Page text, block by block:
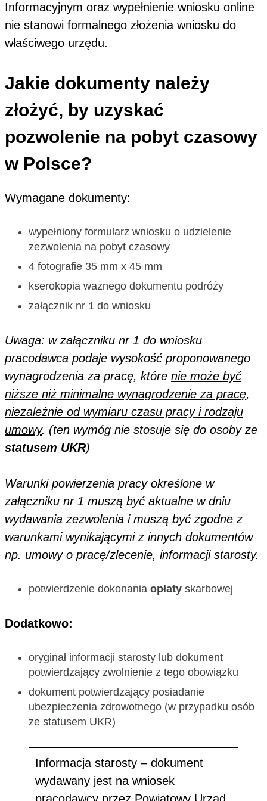
Informacyjnym oraz wypełnienie wniosku online
nie stanowi formalnego złożenia wniosku do
właściwego urzędu.
Jakie dokumenty należy
złożyć, by uzyskać
pozwolenie na pobyt czasowy
w Polsce?
Wymagane dokumenty:
wypełniony formularz wniosku o udzielenie
zezwolenia na pobyt czasowy
4 fotografie 35 mm x 45 mm
kserokopia ważnego dokumentu podróży
załącznik nr 1 do wniosku
Uwaga: w załączniku nr 1 do wniosku
pracodawca podaje wysokość proponowanego
wynagrodzenia za pracę, które nie może być
niższe niż minimalne wynagrodzenie za pracę,
niezależnie od wymiaru czasu pracy i rodzaju
umowy. (ten wymóg nie stosuje się do osoby ze
statusem UKR)
Warunki powierzenia pracy określone w
załączniku nr 1 muszą być aktualne w dniu
wydawania zezwolenia i muszą być zgodne z
warunkami wynikającymi z innych dokumentów
np. umowy o pracę/zlecenie, informacji starosty.
potwierdzenie dokonania opłaty skarbowej
Dodatkowo:
oryginał informacji starosty lub dokument
potwierdzający zwolnienie z tego obowiązku
dokument potwierdzający posiadanie
ubezpieczenia zdrowotnego (w przypadku osób
ze statusem UKR)
Informacja starosty – dokument
wydawany jest na wniosek